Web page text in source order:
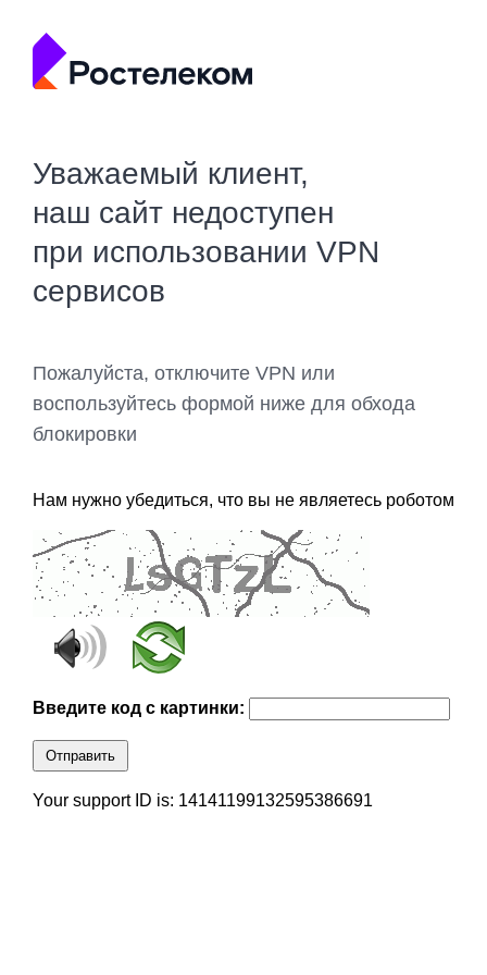
Уважаемый клиент,
наш сайт недоступен
при использовании VPN
сервисов
Пожалуйста, отключите VPN или
воспользуйтесь формой ниже для обхода
блокировки
Нам нужно убедиться, что вы не являетесь роботом
Введите код с картинки:
Отправить
Your support ID is: 14141199132595386691